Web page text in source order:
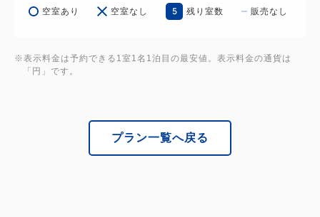
明治34年から平成初年代までの国内外の名車を500台
いません。 近隣コインパーキングをご利用ください
空室あり 空室なし 5 残り室数 販売なし
※表示料金は予約できる1室1名1泊目の最安値。表示料金の通貨は
「円」です。
プラン一覧へ戻る